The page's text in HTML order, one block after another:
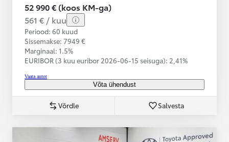
52 990 € (koos KM-ga)
561 € / kuu
Periood: 60 kuud
Sissemakse: 7949 €
Marginaal: 1.5%
EURIBOR (3 kuu euribor 2026-06-15 seisuga): 2,41%
Vaata autot
Võta ühendust
Võrdle Salvesta